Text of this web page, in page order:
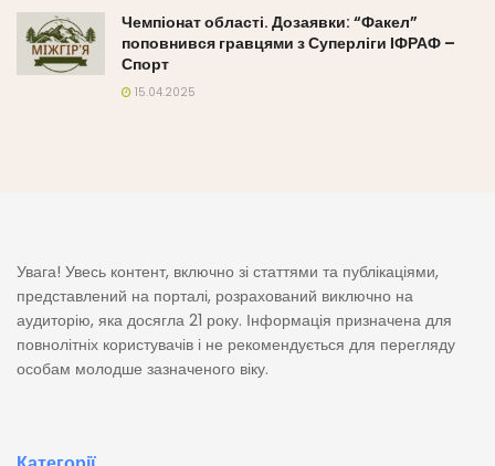
Чемпіонат області. Дозаявки: “Факел”
поповнився гравцями з Суперліги ІФРАФ –
Спорт
15.04.2025
Увага! Увесь контент, включно зі статтями та публікаціями,
представлений на порталі, розрахований виключно на
аудиторію, яка досягла 21 року. Інформація призначена для
повнолітніх користувачів і не рекомендується для перегляду
особам молодше зазначеного віку.